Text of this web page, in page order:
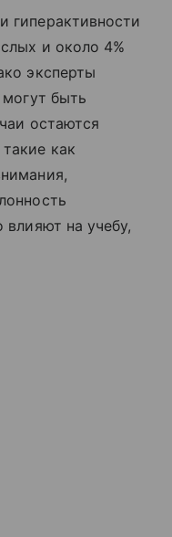
гиперактивности
и около 4%
эксперты
могут быть
остаются
как
влияют на учебу,